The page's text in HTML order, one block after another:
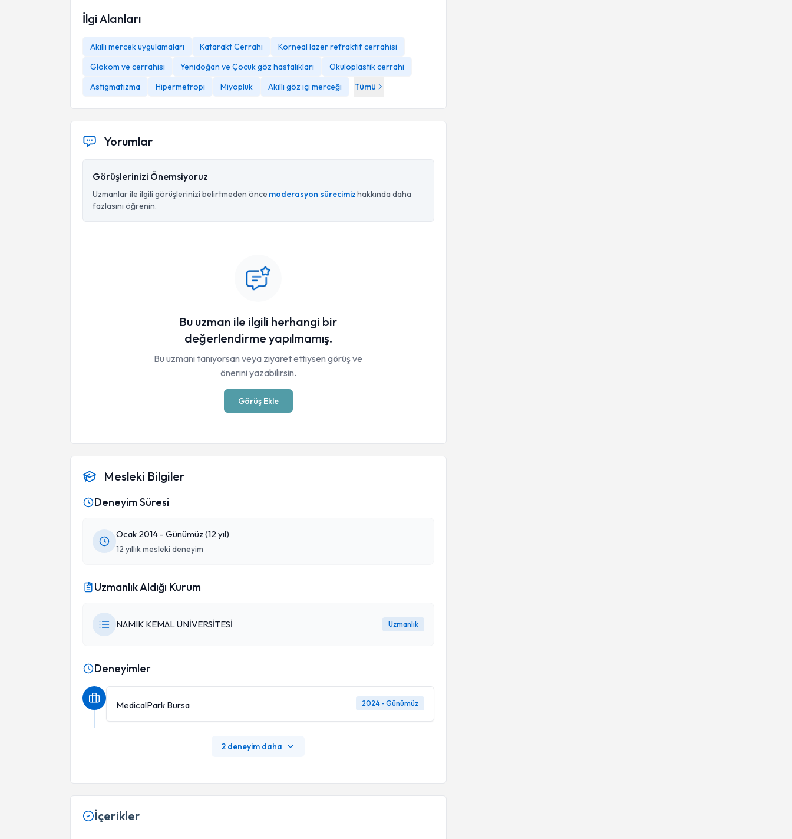
İlgi Alanları
Akıllı mercek uygulamaları Katarakt Cerrahi
Korneal lazer refraktif cerrahisi
Glokom ve cerrahisi
Yenidoğan ve Çocuk göz hastalıkları
Okuloplastik cerrahi
Astigmatizma
Hipermetropi Miyopluk Akıllı göz içi merceği Tümü
Yorumlar
Görüşlerinizi Önemsiyoruz
Uzmanlar ile ilgili görüşlerinizi belirtmeden önce moderasyon sürecimizhakkında daha
fazlasını öğrenin.
Bu uzman ile ilgili herhangi bir
değerlendirme yapılmamış.
Bu uzmanı tanıyorsan veya ziyaret ettiysen görüş ve
önerini yazabilirsin.
Görüş Ekle
Mesleki Bilgiler
Deneyim Süresi
Ocak 2014 - Günümüz (12 yıl)
12 yıllık mesleki deneyim
Uzmanlık Aldığı Kurum
NAMIK KEMAL ÜNİVERSİTESİ Uzmanlık
Deneyimler
MedicalPark Bursa 2024 - Günümüz
2 deneyim daha
İçerikler